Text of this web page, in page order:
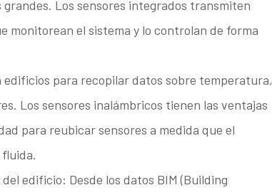
grandes. Los sensores integrados transmiten
monitorean el sistema y lo controlan de forma
edificios para recopilar datos sobre temperatura,
Los sensores inalámbricos tienen las ventajas
para reubicar sensores a medida que el
edificio: Desde los datos BIM (Building